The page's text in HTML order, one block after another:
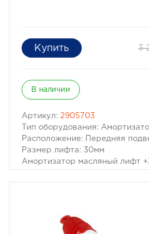
3
В наличии
Артикул: 2905703
Тип оборудования:
Расположение: Передняя
Размер лифта: 30мм
Амортизатор масляный лифт
– УАЗ 3160 1999-2002 г.в.
– УАЗ 3159 Барс 1999-2005 г.в.